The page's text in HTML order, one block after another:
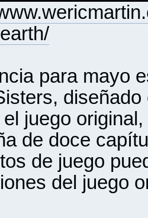
para mayo
juego
de doce
de juego
del juego